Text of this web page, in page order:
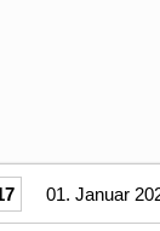
01. Januar